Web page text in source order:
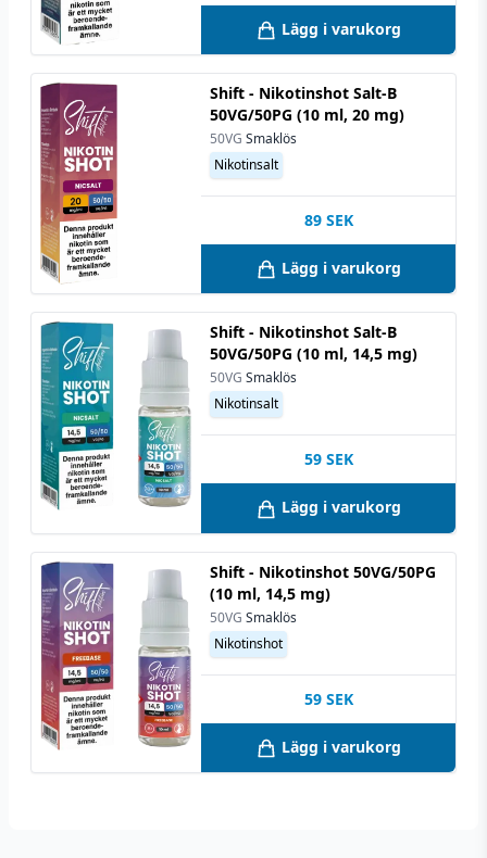
Lägg i varukorg
Shift - Nikotinshot Salt-B
50VG/50PG (10 ml, 20 mg)
50VG Smaklös
Nikotinsalt
89 SEK
Lägg i varukorg
Shift - Nikotinshot Salt-B
50VG/50PG (10 ml, 14,5 mg)
50VG Smaklös
Nikotinsalt
59 SEK
Lägg i varukorg
Shift - Nikotinshot 50VG/50PG
(10 ml, 14,5 mg)
50VG Smaklös
Nikotinshot
59 SEK
Lägg i varukorg